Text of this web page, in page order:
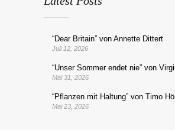
“Dear Britain” von Annette Dittert
Juli 12, 2026
“Unser Sommer endet nie” von
Mai 31, 2026
“Pflanzen mit Haltung” von Timo
Mai 23, 2026